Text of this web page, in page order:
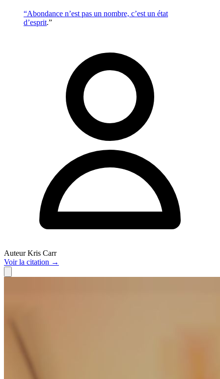
“Abondance n’est pas un nombre, c’est un état
d’esprit.”
Auteur Kris Carr
Voirla citation →